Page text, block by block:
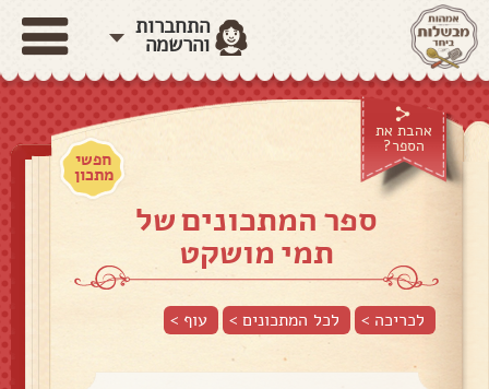
התחברות
והרשמה
אהבת את
הספר?
חפשי
מתכון
ספר המתכונים של
תמי מושקט
לכריכה > לכל המתכונים > עוף >